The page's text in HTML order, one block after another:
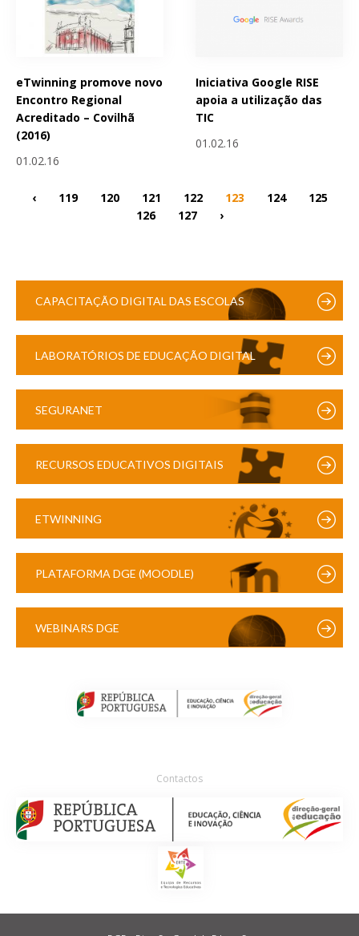
eTwinning promove novo
Encontro Regional
Acreditado – Covilhã
(2016)
01.02.16
Iniciativa Google RISE
apoia a utilização das
TIC
01.02.16
‹ 119 120 121 122 123 124
125
126
127 ›
CAPACITAÇÃO DIGITAL DAS ESCOLAS
LABORATÓRIOS DE EDUCAÇÃO DIGITAL
SEGURANET
RECURSOS EDUCATIVOS DIGITAIS
ETWINNING
PLATAFORMA DGE (MOODLE)
WEBINARS DGE
Contactos